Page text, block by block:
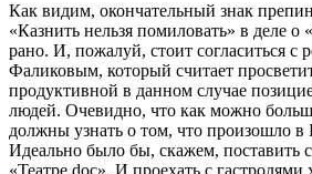
Как видим, окончательный знак
«Казнить нельзя помиловать» в деле о
рано. И, пожалуй, стоит согласиться с
Фаликовым, который считает
продуктивной в данном случае
людей. Очевидно, что как можно
должны узнать о том, что произошло в
Идеально было бы, скажем, поставить
«Театре.doc». И проехать с